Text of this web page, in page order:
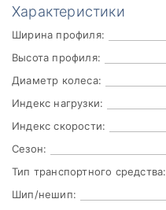
Характеристики
Ширина профиля:
Высота профиля:
Диаметр колеса:
Индекс нагрузки:
Индекс скорости:
Сезон:
Тип транспортного средства:
Шип/нешип: